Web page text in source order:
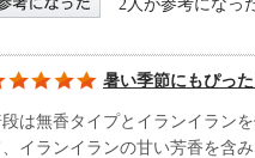
2人が参考になっ
暑い季節にもぴった
は無香タイプとイランイラン
イランイランの甘い芳香を含